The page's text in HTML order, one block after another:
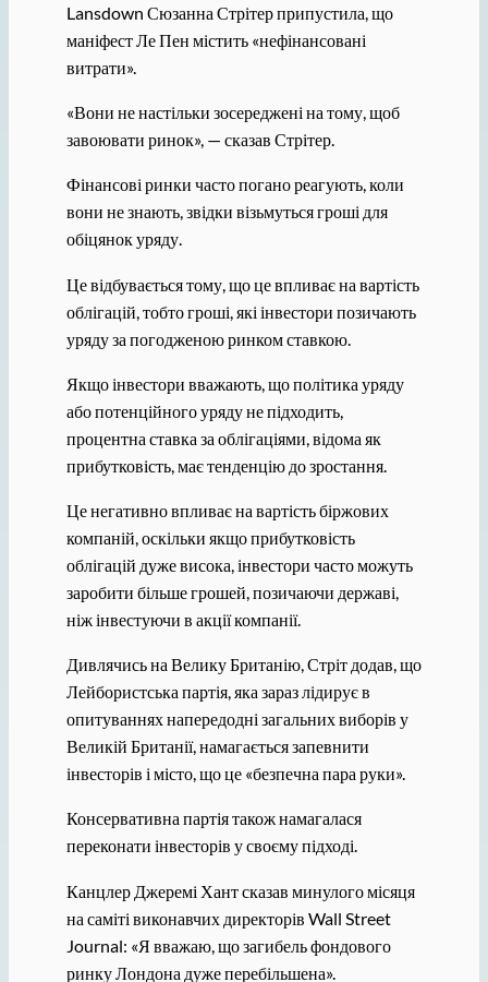
Lansdown Сюзанна Стрітер припустила, що
маніфест Ле Пен містить «нефінансовані
витрати».
«Вони не настільки зосереджені на тому, щоб
завоювати ринок», — сказав Стрітер.
Фінансові ринки часто погано реагують, коли
вони не знають, звідки візьмуться гроші для
обіцянок уряду.
Це відбувається тому, що це впливає на вартість
облігацій, тобто гроші, які інвестори позичають
уряду за погодженою ринком ставкою.
Якщо інвестори вважають, що політика уряду
або потенційного уряду не підходить,
процентна ставка за облігаціями, відома як
прибутковість, має тенденцію до зростання.
Це негативно впливає на вартість біржових
компаній, оскільки якщо прибутковість
облігацій дуже висока, інвестори часто можуть
заробити більше грошей, позичаючи державі,
ніж інвестуючи в акції компанії.
Дивлячись на Велику Британію, Стріт додав, що
Лейбористська партія, яка зараз лідирує в
опитуваннях напередодні загальних виборів у
Великій Британії, намагається запевнити
інвесторів і місто, що це «безпечна пара руки».
Консервативна партія також намагалася
переконати інвесторів у своєму підході.
Канцлер Джеремі Хант сказав минулого місяця
на саміті виконавчих директорів Wall Street
Journal: «Я вважаю, що загибель фондового
ринку Лондона дуже перебільшена».